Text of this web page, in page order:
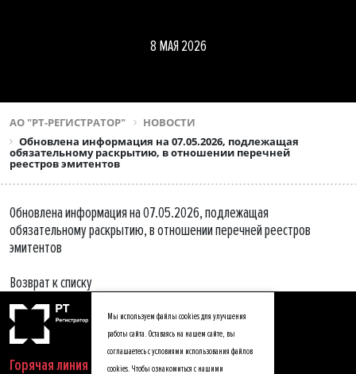
8 МАЯ 2026
АО "РТ-РЕГИСТРАТОР"
НОВОСТИ
Обновлена информация на 07.05.2026, подлежащая
обязательному раскрытию, в отношении перечней
реестров эмитентов
Обновлена информация на 07.05.2026, подлежащая
обязательному раскрытию, в отношении перечней реестров
эмитентов
Возврат к списку
Горячая линия
Мы используем файлы cookies для улучшения
работы сайта. Оставаясь на нашем сайте, вы
соглашаетесь с условиями использования файлов
cookies. Чтобы ознакомиться с нашими